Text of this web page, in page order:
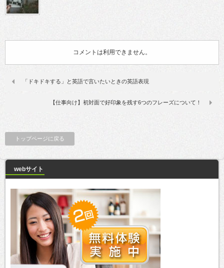
コメントは利用できません。
「ドキドキする」と英語で言いたいときの英語表現
【仕事向け】初対面で好印象を残す6つのフレーズについて！
トップページに戻る
webサイト